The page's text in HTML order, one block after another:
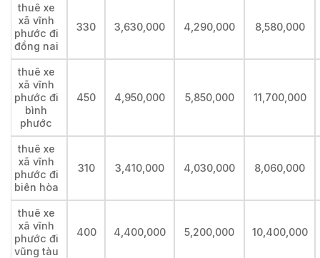
thuê xe
xã vĩnh
phước đi
đồng nai
330 3,630,000 4,290,000 8,580,000
thuê xe
xã vĩnh
phước đi
bình
phước
450 4,950,000 5,850,000 11,700,000
thuê xe
xã vĩnh
phước đi
biên hòa
310 3,410,000 4,030,000 8,060,000
thuê xe
xã vĩnh
phước đi
vũng tàu
400 4,400,000 5,200,000 10,400,000